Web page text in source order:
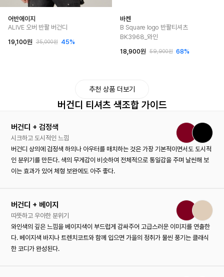
어반에이지
ALIVE 오버 반팔 버건디
19,100원
35,000원 45%
바켄
B Square logo 반팔티셔츠
BK3968_와인
18,900원
59,900원 68%
추천 상품 더보기
버건디 티셔츠 색조합 가이드
버건디 + 검정색
시크하고 도시적인 느낌
버건디 상의에 검정색 하의나 아우터를 매치하는 것은 가장 기본적이면서도 도시적
인 분위기를 만든다. 색의 무게감이 비슷하여 전체적으로 통일감을 주며 날씬해 보
이는 효과가 있어 체형 보완에도 아주 좋다.
버건디 + 베이지
따뜻하고 우아한 분위기
와인색의 깊은 느낌을 베이지색이 부드럽게 감싸주어 고급스러운 이미지를 연출한
다. 베이지색 바지나 트렌치코트와 함께 입으면 가을의 정취가 물씬 풍기는 클래식
한 코디가 완성된다.